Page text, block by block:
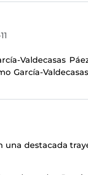
Valdecasas
García-
destacada